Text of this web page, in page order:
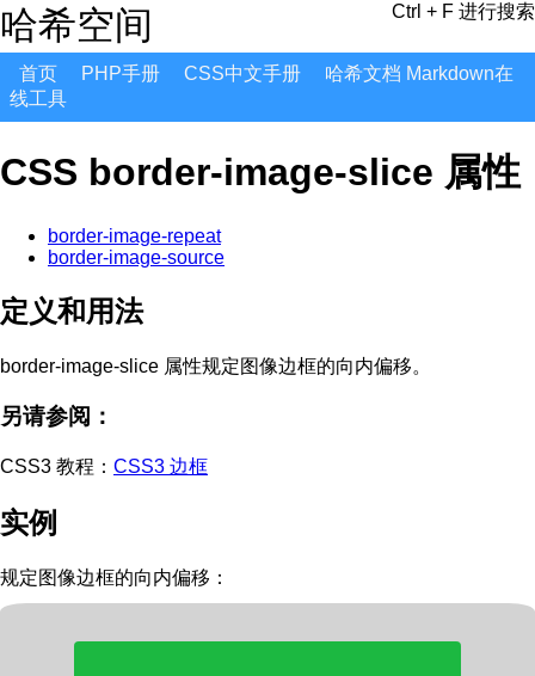
哈希空间 Ctrl + F 进行搜索
首页 PHP手册 CSS中文手册
哈希文档 Markdown在
线工具
CSS border-image-slice 属性
border-image-repeat
border-image-source
定义和用法
border-image-slice 属性规定图像边框的向内偏移。
另请参阅：
CSS3 教程： CSS3 边框
实例
规定图像边框的向内偏移：